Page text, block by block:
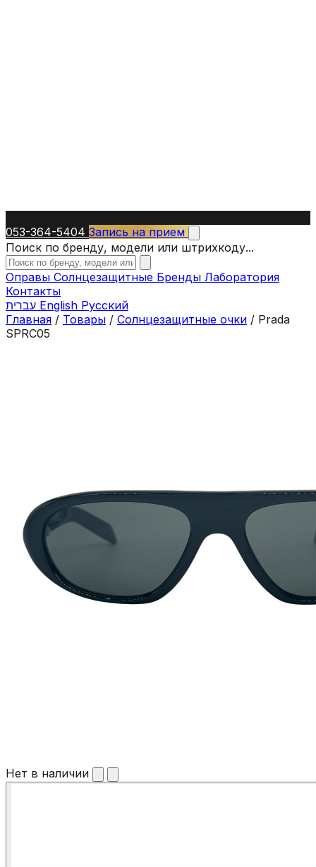
053-364-5404 Запись на прием
Поиск по бренду, модели или штрихкоду...
Оправы Солнцезащитные Бренды Лаборатория
Контакты
English Русский
Главная / Товары / Солнцезащитные очки / Prada
SPRC05
Нет в наличии